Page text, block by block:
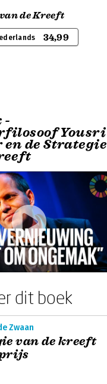
de Kreeft
34,99
-
Yousri
de Strategie
dit boek
Zwaan
van de kreeft